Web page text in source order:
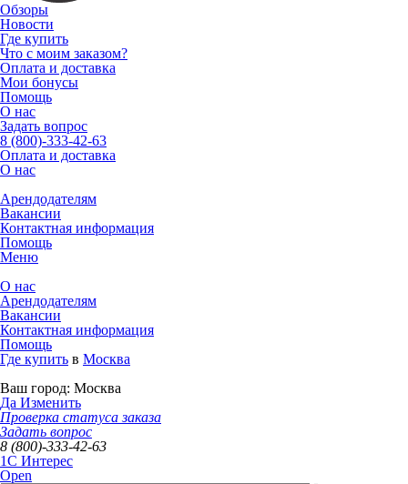
Обзоры
Новости
Где купить
Что с моим заказом?
Оплата и доставка
Мои бонусы
Помощь
О нас
Задать вопрос
8 (800)-333-42-63
Оплата и доставка
О нас
Арендодателям
Вакансии
Контактная информация
Помощь
Меню
О нас
Арендодателям
Вакансии
Контактная информация
Помощь
Где купить в Москва
Ваш город: Москва
Да Изменить
Проверка статуса заказа
Задать вопрос
8 (800)-333-42-63
1C Интерес
Open